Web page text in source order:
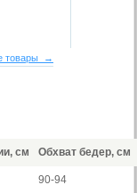
товары →
см Обхват бедер, см
90-94